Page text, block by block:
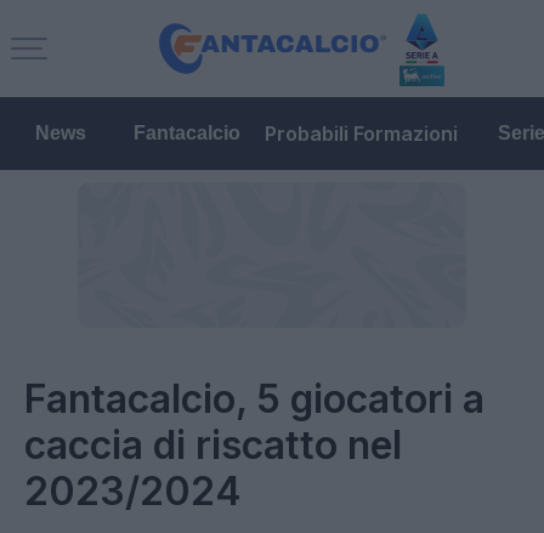
News Fantacalcio Probabili Formazioni
Fantacalcio, 5 giocatori a
caccia di riscatto nel
2023/2024